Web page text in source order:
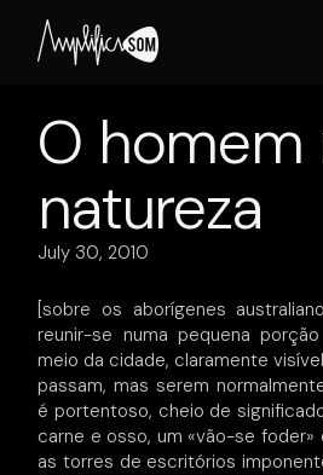
content
O homem
natureza
July 30, 2010
[sobre os aborígenes
reunir-se numa pequena
meio da cidade, claramente
passam, mas serem
é portentoso, cheio de
carne e osso, um «vão-se
as torres de escritórios